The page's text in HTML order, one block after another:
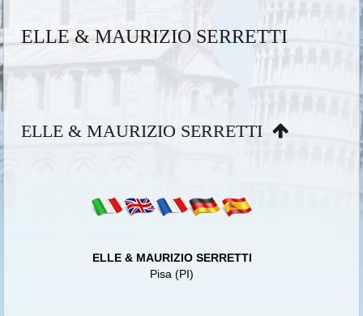
ELLE & MAURIZIO SERRETTI
ELLE & MAURIZIO SERRETTI
ELLE & MAURIZIO SERRETTI
Pisa (PI)